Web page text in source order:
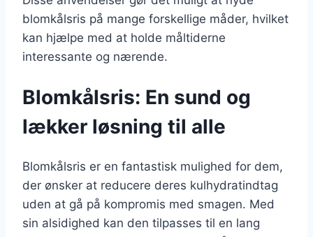
blomkålsris på mange forskellige måder, hvilket
kan hjælpe med at holde måltiderne
interessante og nærende.
Blomkålsris: En sund og
lækker løsning til alle
Blomkålsris er en fantastisk mulighed for dem,
der ønsker at reducere deres kulhydratindtag
uden at gå på kompromis med smagen. Med
sin alsidighed kan den tilpasses til en lang